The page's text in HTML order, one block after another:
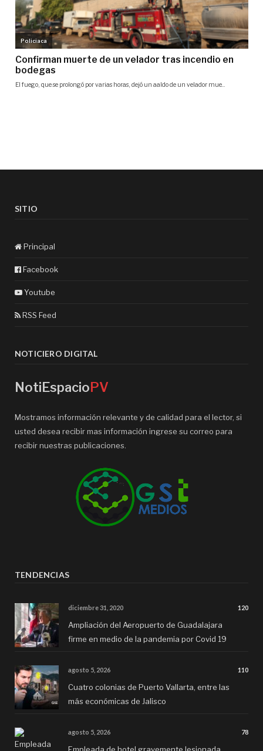
SITIO
Principal
Facebook
Youtube
RSS Feed
NOTICIERO DIGITAL
NotiEspacio PV
Mostramos información relevante y de calidad para el lector, si
usted desea recibir mas información ingrese su correo para
recibir nuestras publicaciones.
TENDENCIAS
diciembre 31, 2020 120
Ampliación del Aeropuerto de Guadalajara
firme en medio de la pandemia por Covid 19
agosto 5, 2026 110
Cuatro colonias de Puerto Vallarta, entre las
más económicas de Jalisco
agosto 5, 2026 78